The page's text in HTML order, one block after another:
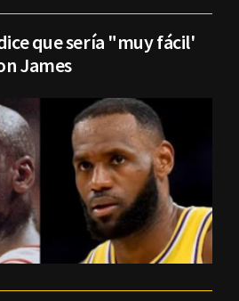
que sería "muy fácil'
James